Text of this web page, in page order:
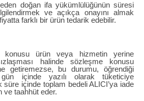
doğan ifa yükümlülüğünün süresi
ve açıkça onayını almak
farklı bir ürün tedarik edebilir.
konusu ürün veya hizmetin yerine
halinde sözleşme konusu
getiremezse, bu durumu, öğrendiği
içinde yazılı olarak tüketiciye
süre içinde toplam bedeli ALICI’ya iade
ve taahhüt eder.